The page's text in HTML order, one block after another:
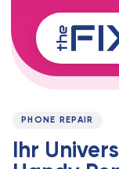
links
to
content
PUBLISHED
PHONE REPAIR
Ihr
Published